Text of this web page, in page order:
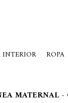
INTERIOR ROPA
MATERNAL